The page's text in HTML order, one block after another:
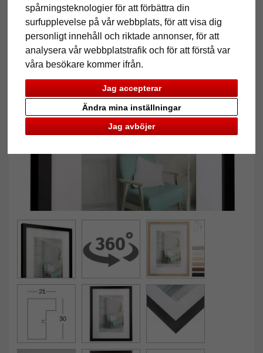
spårningsteknologier för att förbättra din
surfupplevelse på vår webbplats, för att visa dig
personligt innehåll och riktade annonser, för att
analysera vår webbplatstrafik och för att förstå var
våra besökare kommer ifrån.
Jag accepterar
Jag avböjer
Ändra mina inställningar
Tillbaka